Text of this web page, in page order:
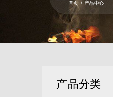
联系我们
首页 / 产品中心
产品分类